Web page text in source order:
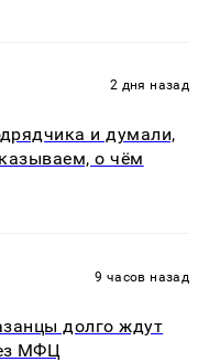
2 дня назад
и думали,
о чём
9 часов назад
долго ждут
МФЦ